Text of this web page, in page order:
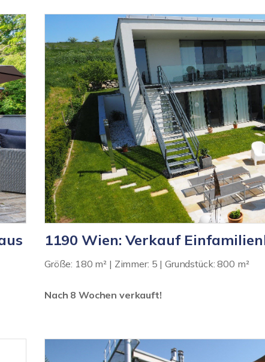
1190 Wien: Verkauf
Größe: 180 m² | Zimmer: 5 | Grundstück: 800 m²
Nach 8 Wochen verkauft!